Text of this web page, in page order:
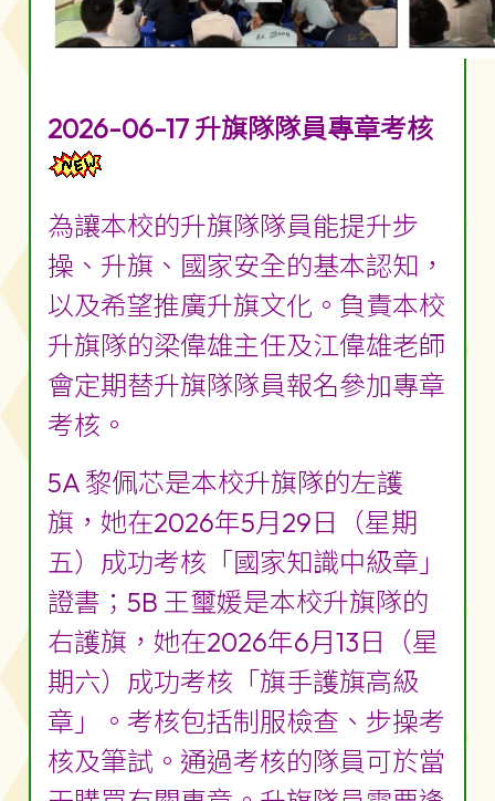
2026-06-17 升旗隊隊員專章考核
為讓本校的升旗隊隊員能提升步
操、升旗、國家安全的基本認知，
以及希望推廣升旗文化。負責本校
升旗隊的梁偉雄主任及江偉雄老師
會定期替升旗隊隊員報名參加專章
考核。
5A 黎佩芯是本校升旗隊的左護
旗，她在2026年5月29日（星期
五）成功考核「國家知識中級章」
證書；5B 王璽媛是本校升旗隊的
右護旗，她在2026年6月13日（星
期六）成功考核「旗手護旗高級
章」。考核包括制服檢查、步操考
核及筆試。通過考核的隊員可於當